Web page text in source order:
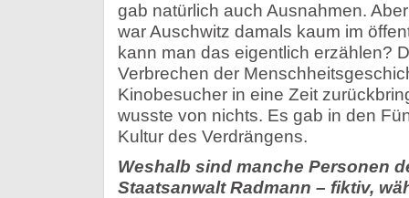
gab natürlich auch Ausnahmen.
war Auschwitz damals kaum im
kann man das eigentlich erzählen?
Verbrechen der
Kinobesucher in eine Zeit
wusste von nichts. Es gab in den
Kultur des Verdrängens.
Weshalb sind manche Personen
Staatsanwalt Radmann – fiktiv,